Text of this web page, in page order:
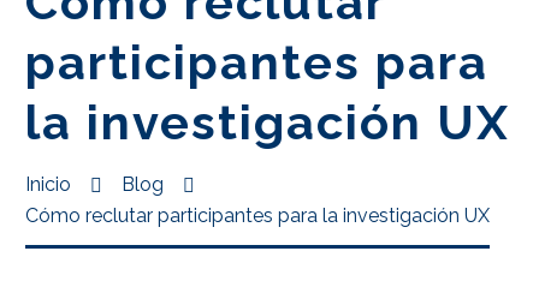
participantes para
la investigación UX
Inicio
Blog
Cómo reclutar participantes para la investigación UX